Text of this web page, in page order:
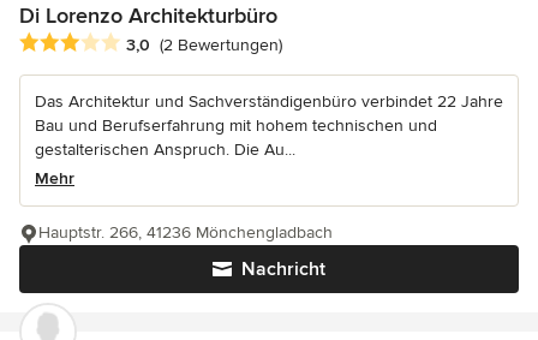
Di Lorenzo Architekturbüro
Durchschnittliche Bewertung: 3 von 5 Sternen
3,0 (2 Bewertungen)
Das Architektur und Sachverständigenbüro verbindet 22 Jahre
Bau und Berufserfahrung mit hohem technischen und
gestalterischen Anspruch. Die Au...
Mehr
Nachricht
Hauptstr. 266, 41236 Mönchengladbach